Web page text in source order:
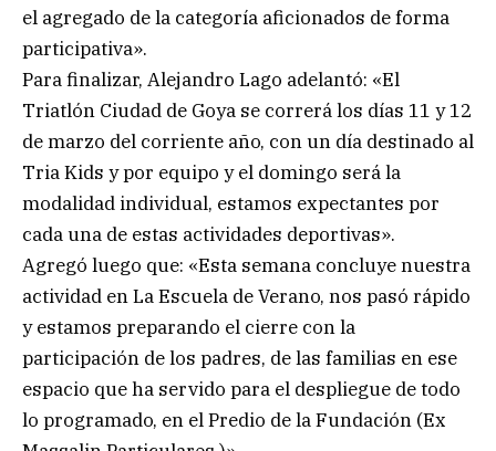
el agregado de la categoría aficionados de forma
participativa».
Para finalizar, Alejandro Lago adelantó: «El
Triatlón Ciudad de Goya se correrá los días 11 y 12
de marzo del corriente año, con un día destinado al
Tria Kids y por equipo y el domingo será la
modalidad individual, estamos expectantes por
cada una de estas actividades deportivas».
Agregó luego que: «Esta semana concluye nuestra
actividad en La Escuela de Verano, nos pasó rápido
y estamos preparando el cierre con la
participación de los padres, de las familias en ese
espacio que ha servido para el despliegue de todo
lo programado, en el Predio de la Fundación (Ex